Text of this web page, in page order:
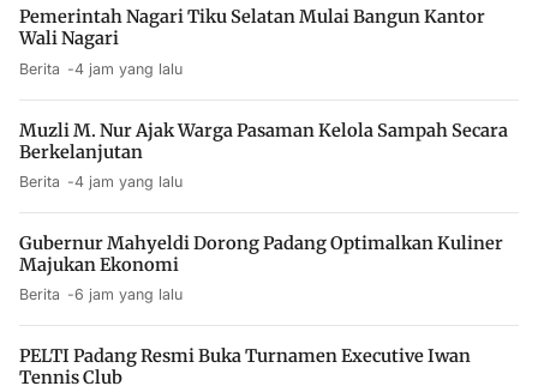
Pemerintah Nagari Tiku Selatan Mulai Bangun Kantor
Wali Nagari
Berita 4 jam yang lalu
Muzli M. Nur Ajak Warga Pasaman Kelola Sampah Secara
Berkelanjutan
Berita 4 jam yang lalu
Gubernur Mahyeldi Dorong Padang Optimalkan Kuliner
Majukan Ekonomi
Berita 6 jam yang lalu
PELTI Padang Resmi Buka Turnamen Executive Iwan
Tennis Club